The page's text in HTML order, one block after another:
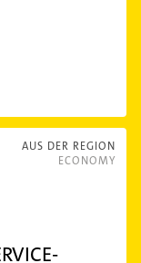
AUS DER REGION
ECONOMY